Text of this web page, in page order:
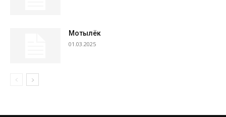
Мотылёк
01.03.2025